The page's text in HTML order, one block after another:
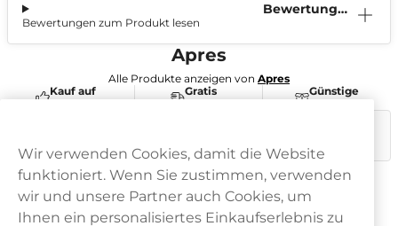
Bewertunge
Bewertungen zum Produkt lesen
Apres
Alle Produkte anzeigen von Apres
Kauf auf
Rechnung
Gratis
Versand
Günstige
Preise
Wir verwenden Cookies, damit die Website
funktioniert. Wenn Sie zustimmen, verwenden
wir und unsere Partner auch Cookies, um
Ihnen ein personalisiertes Einkaufserlebnis zu